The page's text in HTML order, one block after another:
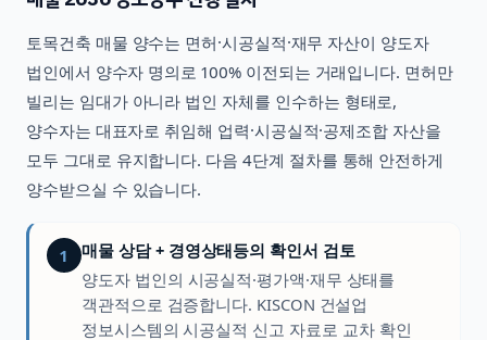
토목건축 매물 양수는 면허·시공실적·재무 자산이 양도자
법인에서 양수자 명의로 100% 이전되는 거래입니다. 면허만
빌리는 임대가 아니라 법인 자체를 인수하는 형태로,
양수자는 대표자로 취임해 업력·시공실적·공제조합 자산을
모두 그대로 유지합니다. 다음 4단계 절차를 통해 안전하게
양수받으실 수 있습니다.
1
매물 상담 + 경영상태등의 확인서 검토
양도자 법인의 시공실적·평가액·재무 상태를
객관적으로 검증합니다. KISCON 건설업
정보시스템의 시공실적 신고 자료로 교차 확인